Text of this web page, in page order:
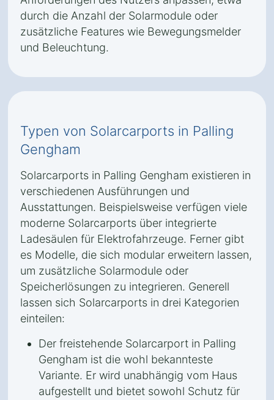
durch die Anzahl der Solarmodule oder
zusätzliche Features wie Bewegungsmelder
und Beleuchtung.
Typen von Solarcarports in Palling
Gengham
Solarcarports in Palling Gengham existieren in
verschiedenen Ausführungen und
Ausstattungen. Beispielsweise verfügen viele
moderne Solarcarports über integrierte
Ladesäulen für Elektrofahrzeuge. Ferner gibt
es Modelle, die sich modular erweitern lassen,
um zusätzliche Solarmodule oder
Speicherlösungen zu integrieren. Generell
lassen sich Solarcarports in drei Kategorien
einteilen:
Der freistehende Solarcarport in Palling
Gengham ist die wohl bekannteste
Variante. Er wird unabhängig vom Haus
aufgestellt und bietet sowohl Schutz für